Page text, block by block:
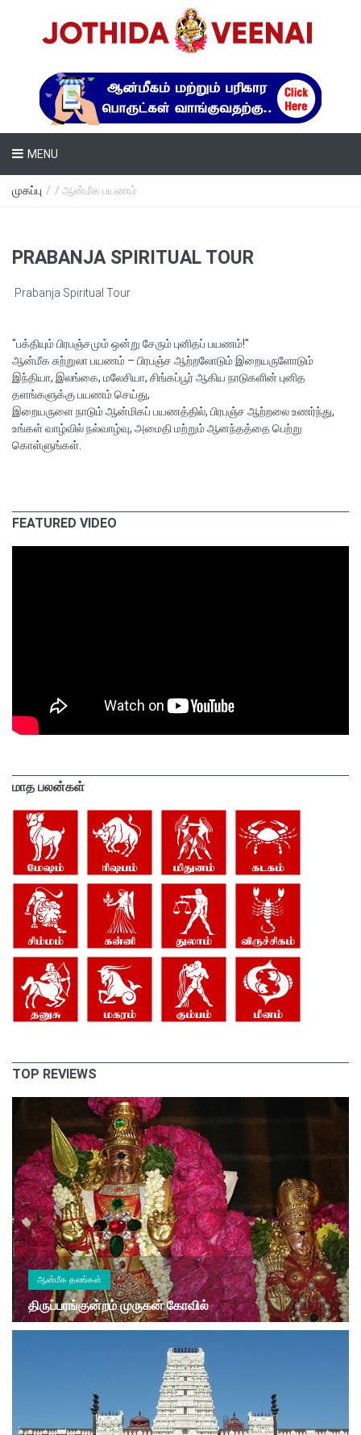
MENU
முகப்பு / / ஆன்மீக பயணம்
PRABANJA SPIRITUAL TOUR
Prabanja Spiritual Tour
"பக்தியும் பிரபஞ்சமும் ஒன்று சேரும் புனிதப் பயணம்!"
ஆன்மீக சுற்றுலா பயணம் – பிரபஞ்ச ஆற்றலோடும் இறையருளோடும்
இந்தியா, இலங்கை, மலேசியா, சிங்கப்பூர் ஆகிய நாடுகளின் புனித
தளங்களுக்கு பயணம் செய்து,
இறையருளை நாடும் ஆன்மிகப் பயணத்தில், பிரபஞ்ச ஆற்றலை உணர்ந்து,
உங்கள் வாழ்வில் நல்வாழ்வு, அமைதி மற்றும் ஆனந்தத்தை பெற்று
கொள்ளுங்கள்.
FEATURED VIDEO
மாத பலன்கள்
TOP REVIEWS
ஆன்மீக தலங்கள்
திருப்பரங்குன்றம் முருகன் கோவில்